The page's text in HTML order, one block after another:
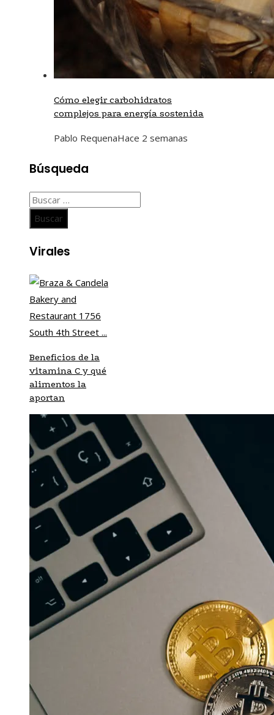
Cómo elegir carbohidratos
complejos para energía sostenida
Pablo RequenaHace 2 semanas
Búsqueda
Buscar:
Virales
Beneficios de la
vitamina C y qué
alimentos la
aportan